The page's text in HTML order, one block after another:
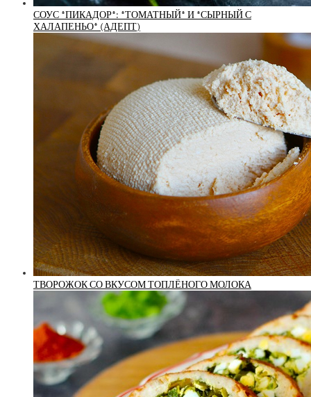
СОУС *ПИКАДОР*: *ТОМАТНЫЙ* И *СЫРНЫЙ С
ХАЛАПЕНЬО* (АДЕПТ)
ТВОРОЖОК СО ВКУСОМ ТОПЛЁНОГО МОЛОКА